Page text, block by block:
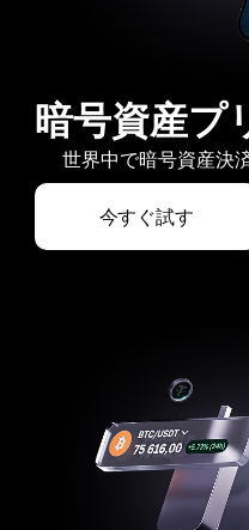
暗号資産プ
世界中で暗号資産決
今すぐ試す